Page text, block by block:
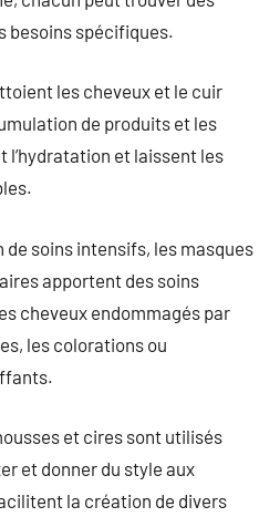
besoins spécifiques.
les cheveux et le cuir
de produits et les
l’hydratation et laissent les
de soins intensifs, les masques
apportent des soins
cheveux endommagés par
les colorations ou
et cires sont utilisés
et donner du style aux
la création de divers